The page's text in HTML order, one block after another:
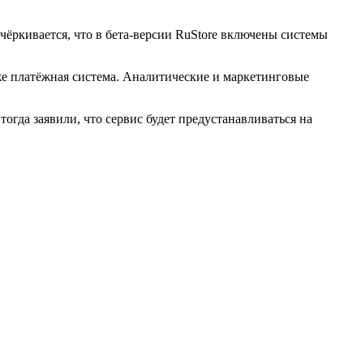
что в бета-версии RuStore включены системы
платёжная система. Аналитические и маркетинговые
заявили, что сервис будет предустанавливаться на